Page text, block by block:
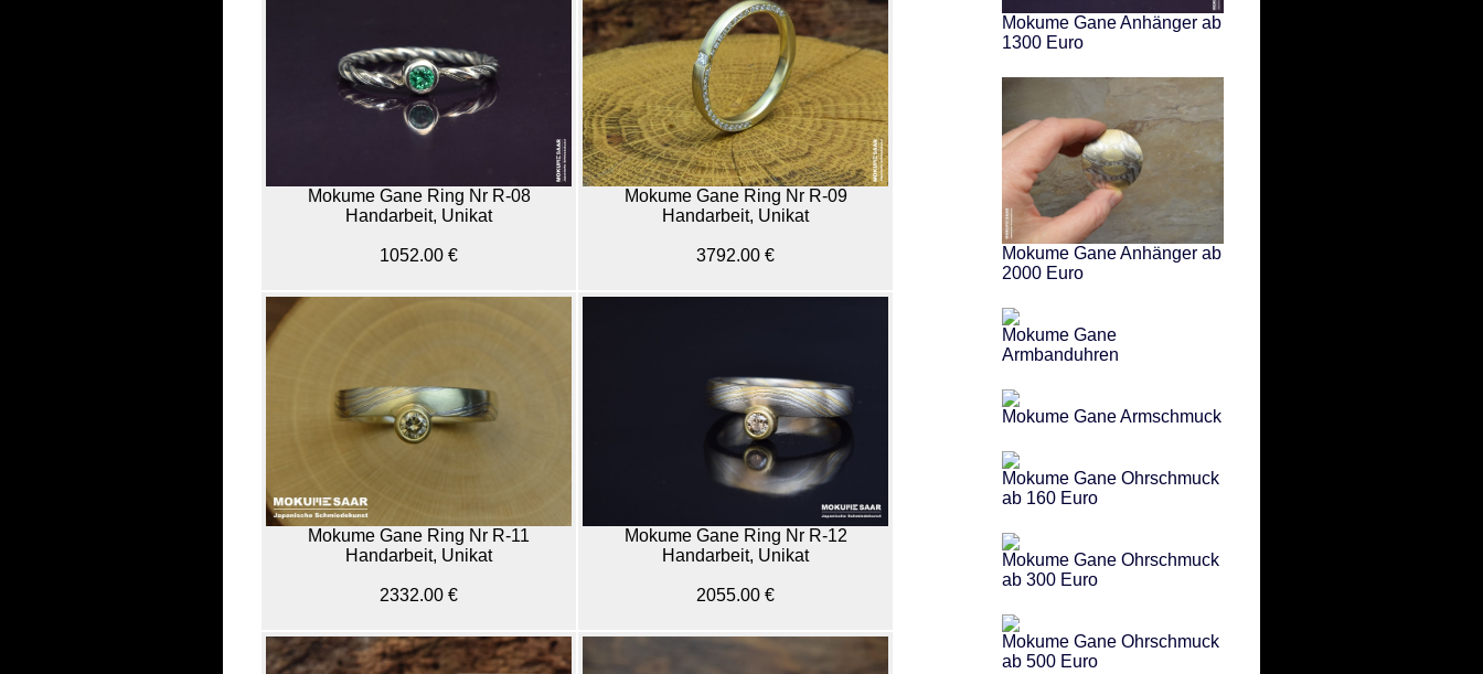
Mokume Gane Ring Nr R-08
Handarbeit, Unikat
1052.00 €
Mokume Gane Ring Nr R-09
Handarbeit, Unikat
3792.00 €
Mokume Gane Ring Nr R-11
Handarbeit, Unikat
2332.00 €
Mokume Gane Ring Nr R-12
Handarbeit, Unikat
2055.00 €
Mokume Gane Anhänger ab
1300 Euro
Mokume Gane Anhänger ab
2000 Euro
Mokume Gane
Armbanduhren
Mokume Gane Armschmuck
Mokume Gane Ohrschmuck
ab 160 Euro
Mokume Gane Ohrschmuck
ab 300 Euro
Mokume Gane Ohrschmuck
ab 500 Euro